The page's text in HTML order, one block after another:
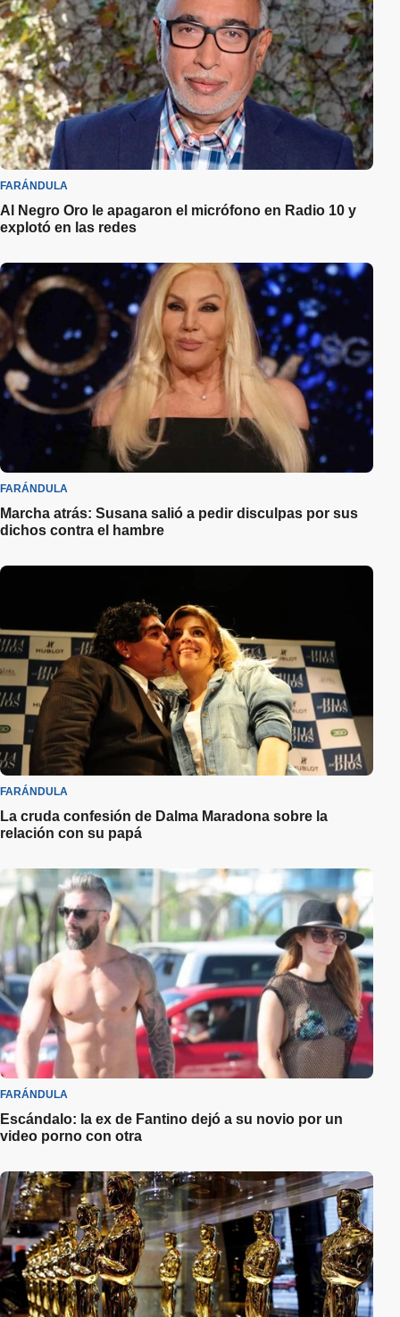
FARÁNDULA
Al Negro Oro le apagaron el micrófono en Radio 10 y
explotó en las redes
FARÁNDULA
Marcha atrás: Susana salió a pedir disculpas por sus
dichos contra el hambre
FARÁNDULA
La cruda confesión de Dalma Maradona sobre la
relación con su papá
FARÁNDULA
Escándalo: la ex de Fantino dejó a su novio por un
video porno con otra